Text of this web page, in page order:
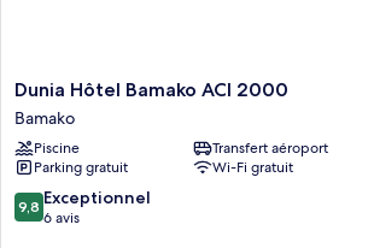
Dunia
Hôtel
Bamako
ACI
2000
Bamako
Dunia Hôtel Bamako ACI 2000
Bamako
Piscine
Transfert aéroport
Parking gratuit
Wi-Fi gratuit
9.8
sur
9,8 Exceptionnel
6 avis